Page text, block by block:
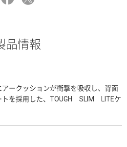
品情報
ークッションが衝撃を吸収し、背面
トを採用した、TOUGH SLIM LITEケ